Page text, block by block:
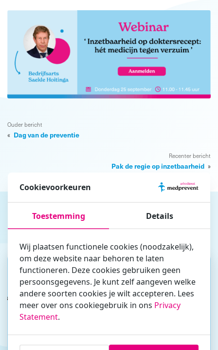
Ouder bericht
« Dag van de preventie
Recenter bericht
Pak de regie op inzetbaarheid »
Gerelateerde berichten
Misschien vind je dit ook interessant
Cookievoorkeuren
Toestemming Details
Wij plaatsen functionele cookies (noodzakelijk),
om deze website naar behoren te laten
functioneren. Deze cookies gebruiken geen
persoonsgegevens. Je kunt zelf aangeven welke
andere soorten cookies je wilt accepteren. Lees
meer over ons cookiegebruik in ons Privacy
Statement.